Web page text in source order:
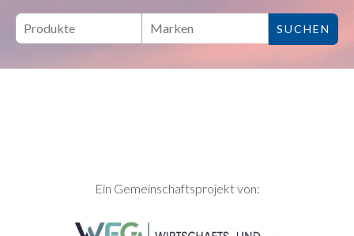
SEITENFUSSEin Gemeinschaftsprojekt von: